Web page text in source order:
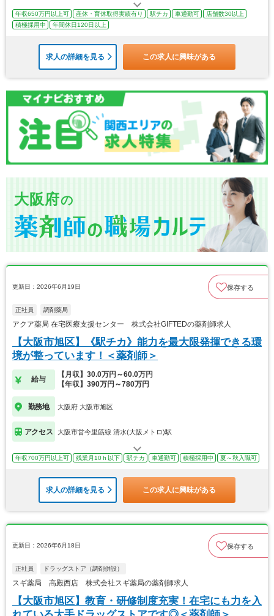
年収650万円以上可 産休・育休取得実績有り 駅チカ 車通勤可
店舗数30以上
積極採用中
年間休日120日以上
求人の詳細を見る この求人に興味がある
大阪府の
更新日：2026年6月19日 保存する
正社員 調剤薬局
アクア薬局 在宅医療支援センター 株式会社GIFTEDの薬剤師求人
【大阪市旭区】《駅チカ》能力を最大限発揮できる環
境が整っています！＜薬剤師＞
給与
【月収】30.0万円～60.0万円
【年収】390万円～780万円
勤務地 大阪府 大阪市旭区
アクセス 大阪市営今里筋線 清水(大阪メトロ)駅
年収700万円以上可 残業月10ｈ以下 駅チカ 車通勤可 積極採用中 夏～秋入職可
求人の詳細を見る この求人に興味がある
更新日：2026年6月18日 保存する
正社員 ドラッグストア（調剤併設）
スギ薬局 高殿西店 株式会社スギ薬局の薬剤師求人
【大阪市旭区】教育・研修制度充実！在宅にも力を入